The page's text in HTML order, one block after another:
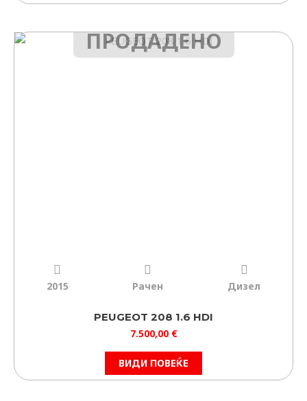
ПРОДАДЕНО
2015 Рачен Дизел
PEUGEOT 208 1.6 HDI
7.500,00 €
ВИДИ ПОВЕЌЕ